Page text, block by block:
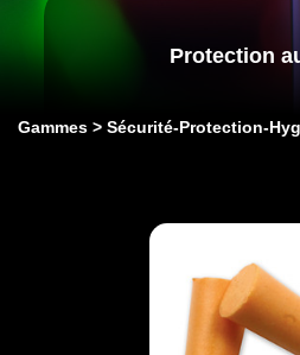
Protection
Gammes Sécurité-Protection-